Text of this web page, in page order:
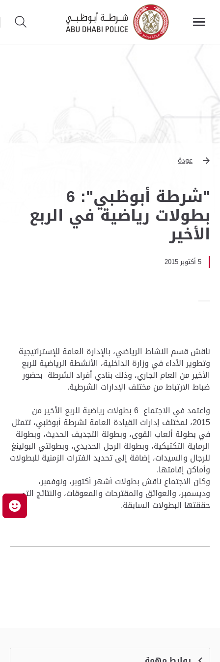
عودة
"شرطة أبوظبي": 6
بطولات رياضية في الربع
الأخير
5 أكتوبر 2015
ناقش قسم النشاط الرياضي، بالإدارة العامة للإستراتيجية
وتطوير الأداء في وزارة الداخلية، الأنشطة الرياضية للربع
الأخير من العام الجاري، وذلك بنادي أفراد الشرطة بحضور
ضباط الارتباط من مختلف الإدارات الشرطية.
واعتمد في الاجتماع 6 بطولات رياضية للربع الأخير من
2015، لمختلف إدارات القيادة العامة لشرطة أبوظبي، تتمثل
في بطولة ألعاب القوى، وبطولة التجديف الحديث، وبطولة
الرماية التكتيكية، وبطولة الرجل الحديدي، وبطولتي البولينغ
للرجال والسيدات، إضافة إلى تحديد الفترات الزمنية للبطولات
وأماكن إقامتها.
وكان الاجتماع ناقش بطولات أشهر أكتوبر، ونوفمبر،
وديسمبر، والعوائق والمقترحات والمعوقات، والنتائج التي
حققتها البطولات السابقة.